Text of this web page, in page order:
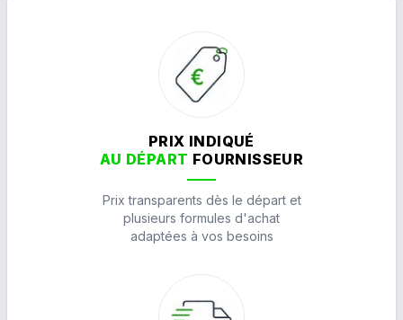
PRIX INDIQUÉ
AU DÉPART FOURNISSEUR
Prix transparents dès le départ et
plusieurs formules d'achat
adaptées à vos besoins